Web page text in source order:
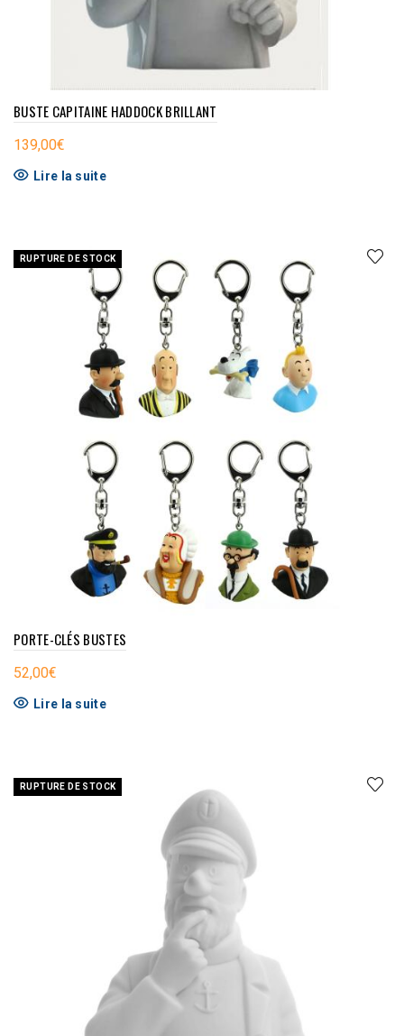
BUSTE CAPITAINE HADDOCK BRILLANT
139,00€
Lire la suite
RUPTURE DE STOCK
PORTE-CLÉS BUSTES
52,00€
Lire la suite
RUPTURE DE STOCK